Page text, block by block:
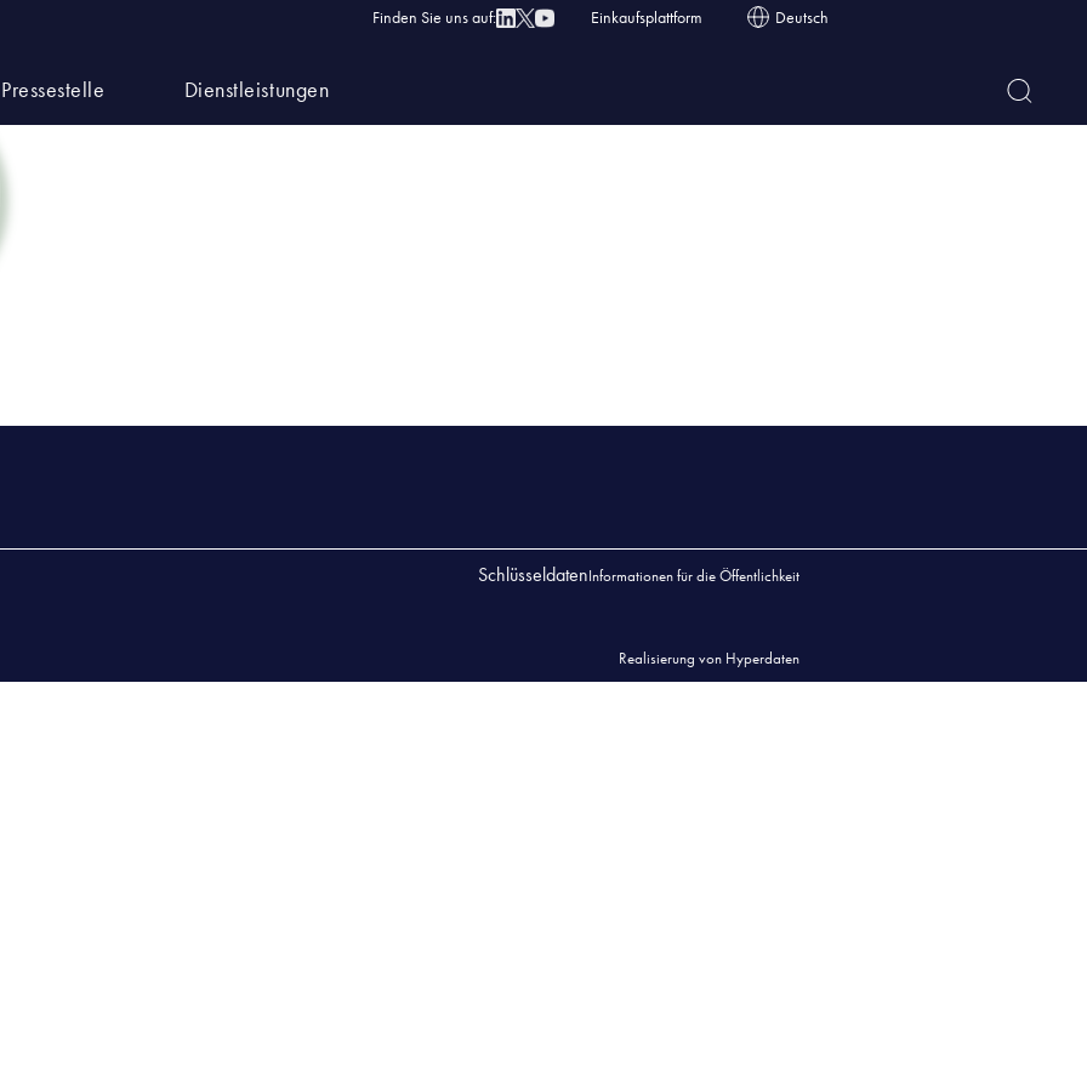
Finden Sie uns auf: Einkaufsplattform Deutsch
Pressestelle Dienstleistungen
SchlüsseldatenInformationen für die Öffentlichkeit
Realisierung von Hyperdaten